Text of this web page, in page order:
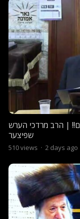
| הרב מרדכי הערש
שפיצער
510views · 2 days ago